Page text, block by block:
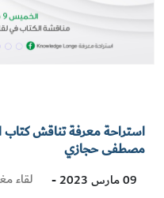
استراحة معرفة تناقش كتاب
مصطفى حجازي
09 مارس 2023 -
Visit
لقاء